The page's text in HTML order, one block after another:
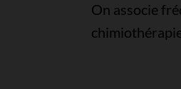
On associe